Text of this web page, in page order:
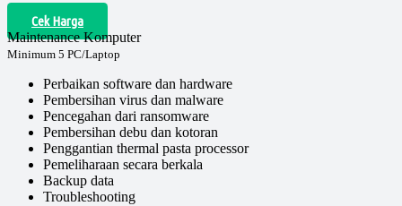
Cek Harga
Maintenance Komputer
Minimum 5 PC/Laptop
Perbaikan software dan hardware
Pembersihan virus dan malware
Pencegahan dari ransomware
Pembersihan debu dan kotoran
Penggantian thermal pasta processor
Pemeliharaan secara berkala
Backup data
Troubleshooting